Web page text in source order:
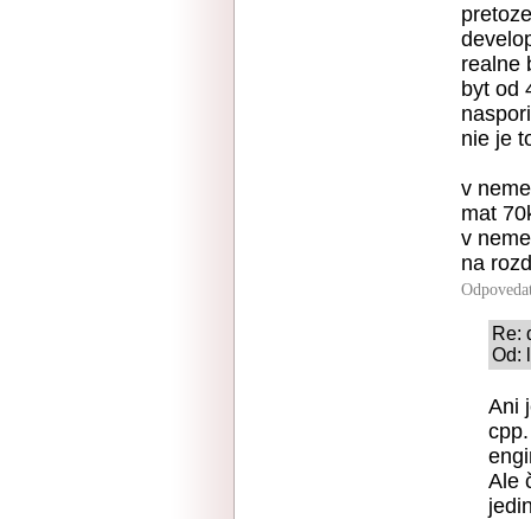
realne
byt od
nie je
v
mat
v
na
Re:
Od:
Ani
Ale